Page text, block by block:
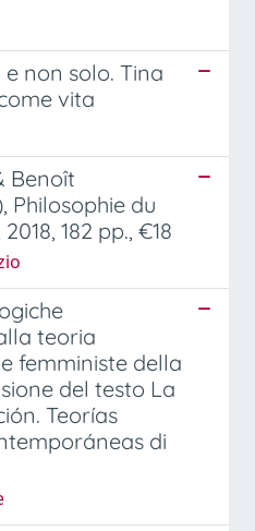
non solo. Tina
vita
Benoît
Philosophie du
182 pp., €18
teoria
femministe della
del testo La
Teorías
di